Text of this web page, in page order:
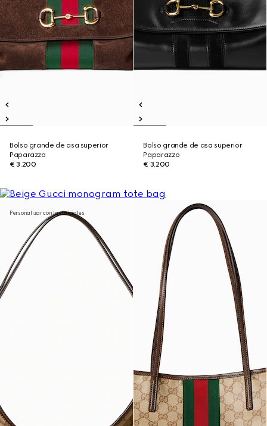
Bolso grande de asa superior
Paparazzo
€ 3.200
Bolso grande de asa superior
Paparazzo
€ 3.200
Personalizar con las iniciales